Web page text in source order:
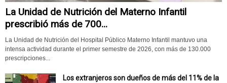
La Unidad de Nutrición del Materno Infantil
prescribió más de 700...
La Unidad de Nutrición del Hospital Público Materno Infantil mantuvo una
intensa actividad durante el primer semestre de 2026, con más de 130.000
prescripciones...
Los extranjeros son dueños de más del 11% de la